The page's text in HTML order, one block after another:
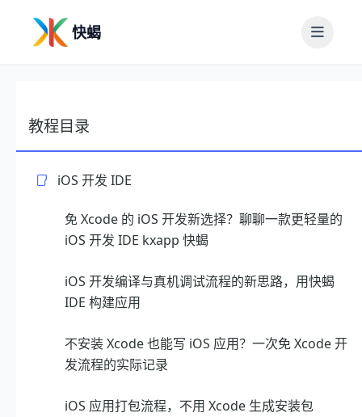
快蝎
教程目录
iOS 开发 IDE
免 Xcode 的 iOS 开发新选择？聊聊一款更轻量的
iOS 开发 IDE kxapp 快蝎
iOS 开发编译与真机调试流程的新思路，用快蝎
IDE 构建应用
不安装 Xcode 也能写 iOS 应用？一次免 Xcode 开
发流程的实际记录
iOS 应用打包流程，不用 Xcode 生成安装包